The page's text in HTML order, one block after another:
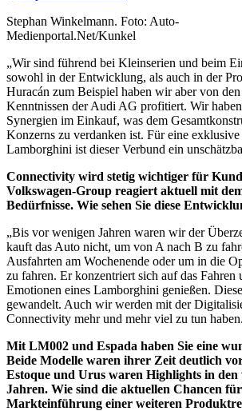
Stephan Winkelmann. Foto: Auto-
Medienportal.Net/Kunkel
„Wir sind führend bei Kleinserien und beim
sowohl in der Entwicklung, als auch in der
Huracán zum Beispiel haben wir aber von
Kenntnissen der Audi AG profitiert. Wir
Synergien im Einkauf, was dem
Konzerns zu verdanken ist. Für eine
Lamborghini ist dieser Verbund ein
Connectivity wird stetig wichtiger für
Volkswagen-Group reagiert aktuell mit
Bedürfnisse. Wie sehen Sie diese
„Bis vor wenigen Jahren waren wir der
kauft das Auto nicht, um von A nach B zu
Ausfahrten am Wochenende oder um in die
zu fahren. Er konzentriert sich auf das Fahren
Emotionen eines Lamborghini genießen.
gewandelt. Auch wir werden mit der
Connectivity mehr und mehr viel zu tun
Mit LM002 und Espada haben Sie eine
Beide Modelle waren ihrer Zeit deutlich
Estoque und Urus waren Highlights in den
Jahren. Wie sind die aktuellen Chancen
Markteinführung einer weiteren